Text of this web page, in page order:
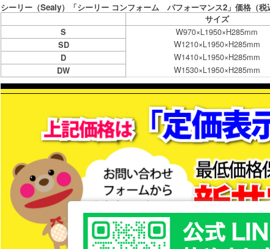
シーリー（Sealy）「シーリー コンフォーム パフォーマンス2」価格（税
サイズ
S
W970×L1950×H285mm
SD W1210×L1950×H285mm
D W1410×L1950×H285mm
DW W1530×L1950×H285mm